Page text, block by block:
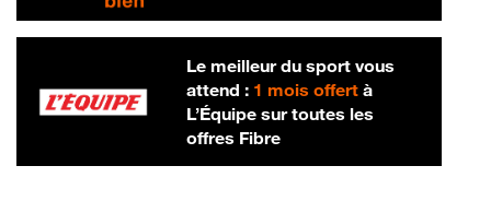
Le meilleur du sport vous
attend : 1 mois offertà
L’Équipe sur toutes les
offres Fibre